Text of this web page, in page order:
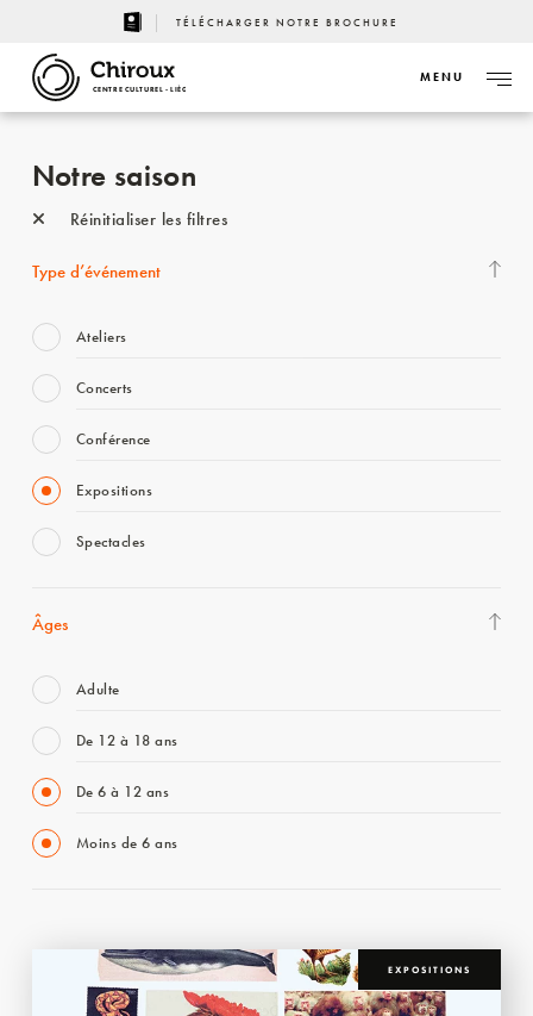
TÉLÉCHARGER NOTRE BROCHURE
CENTRE CULTUREL - LIÈGE
MENU
Notre saison
Réinitialiser les filtres
Type d’événement
Ateliers
Concerts
Conférence
Expositions
Spectacles
Âges
Adulte
De 12 à 18 ans
De 6 à 12 ans
Moins de 6 ans
EXPOSITIONS